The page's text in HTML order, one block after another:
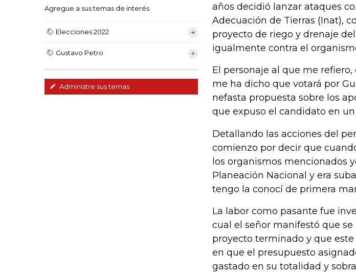
Agregue a sus temas de interés
Elecciones 2022
Gustavo Petro
Administre sus temas
años decidió lanzar ataques
Adecuación de Tierras (Inat),
proyecto de riego y drenaje
igualmente contra el
El personaje al que me
me ha dicho que votará por
nefasta propuesta sobre los
que expuso el candidato en
Detallando las acciones del
comienzo por decir que
los organismos mencionados
Planeación Nacional y era
tengo la conocí de primera
La labor como pasante fue
cual el señor manifestó que
proyecto terminado y que
en que el presupuesto
gastado en su totalidad y